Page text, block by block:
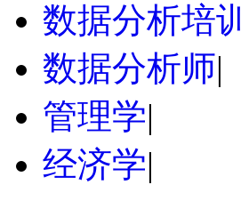
数据分析培训
数据分析师|
管理学|
经济学|